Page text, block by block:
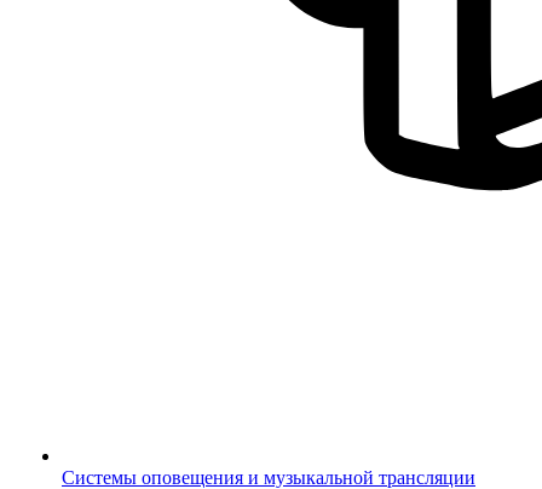
Системы оповещения и музыкальной трансляции